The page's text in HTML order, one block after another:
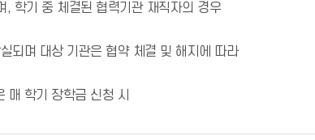
, 학기 중 체결된 협력기관 재직자의 경우
되며 대상 기관은 협약 체결 및 해지에 따라
매 학기 장학금 신청 시